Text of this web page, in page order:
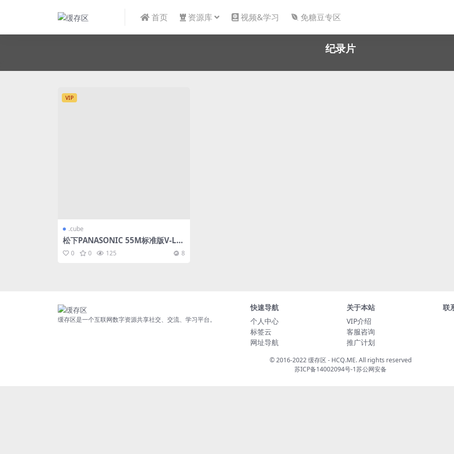
首页 资源库 视频&学习 免糖豆专区
纪录片
VIP
.cube
松下PANASONIC 55M标准版V-Lo
g、V-Log L和HLG高级调整 LUTS
合集
0 0 125 8
缓存区是一个互联网数字资源共享社交、交流、学习平台。
快速导航
个人中心
标签云
网址导航
关于本站
VIP介绍
客服咨询
推广计划
联
© 2016-2022 缓存区 - HCQ.ME. All rights reserved
苏ICP备14002094号-1苏公网安备